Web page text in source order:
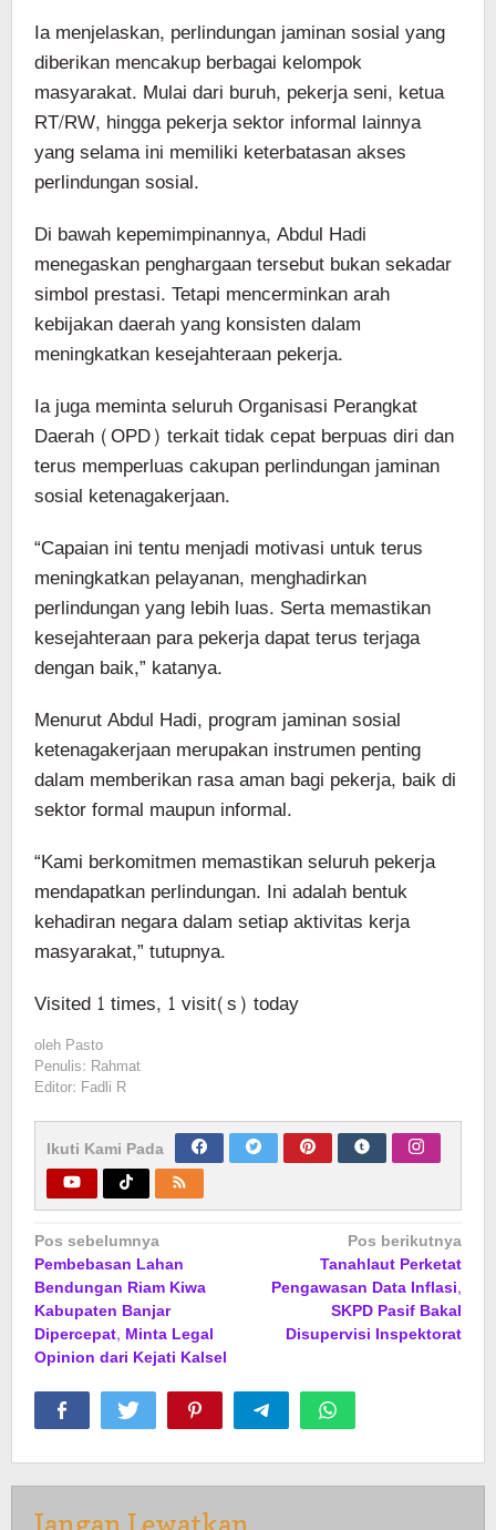
Ia menjelaskan, perlindungan jaminan sosial yang
diberikan mencakup berbagai kelompok
masyarakat. Mulai dari buruh, pekerja seni, ketua
RT/RW, hingga pekerja sektor informal lainnya
yang selama ini memiliki keterbatasan akses
perlindungan sosial.
Di bawah kepemimpinannya, Abdul Hadi
menegaskan penghargaan tersebut bukan sekadar
simbol prestasi. Tetapi mencerminkan arah
kebijakan daerah yang konsisten dalam
meningkatkan kesejahteraan pekerja.
Ia juga meminta seluruh Organisasi Perangkat
Daerah (OPD) terkait tidak cepat berpuas diri dan
terus memperluas cakupan perlindungan jaminan
sosial ketenagakerjaan.
“Capaian ini tentu menjadi motivasi untuk terus
meningkatkan pelayanan, menghadirkan
perlindungan yang lebih luas. Serta memastikan
kesejahteraan para pekerja dapat terus terjaga
dengan baik,” katanya.
Menurut Abdul Hadi, program jaminan sosial
ketenagakerjaan merupakan instrumen penting
dalam memberikan rasa aman bagi pekerja, baik di
sektor formal maupun informal.
“Kami berkomitmen memastikan seluruh pekerja
mendapatkan perlindungan. Ini adalah bentuk
kehadiran negara dalam setiap aktivitas kerja
masyarakat,” tutupnya.
Visited 1 times, 1 visit(s) today
oleh Pasto
Penulis: Rahmat
Editor: Fadli R
Ikuti Kami Pada
Navigasi
pos
Pos sebelumnya
Pembebasan Lahan
Bendungan Riam Kiwa
Kabupaten Banjar
Dipercepat, Minta Legal
Opinion dari Kejati Kalsel
Pos berikutnya
Tanahlaut Perketat
Pengawasan Data Inflasi,
SKPD Pasif Bakal
Disupervisi Inspektorat